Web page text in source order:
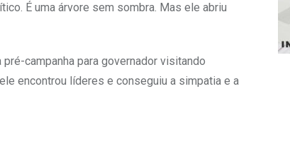
É uma árvore sem sombra. Mas ele abriu
campanha para governador visitando
encontrou líderes e conseguiu a simpatia e a